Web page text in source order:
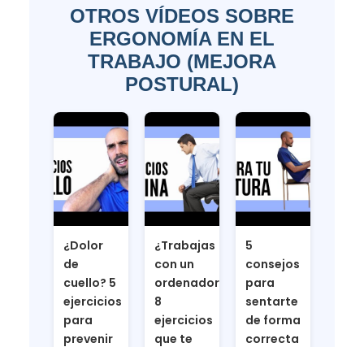
OTROS VÍDEOS SOBRE
ERGONOMÍA EN EL
TRABAJO (MEJORA
POSTURAL)
¿Dolor
de
cuello? 5
ejercicios
para
prevenir
¿Trabajas
con un
ordenador?
8
ejercicios
que te
5
consejos
para
sentarte
de forma
correcta